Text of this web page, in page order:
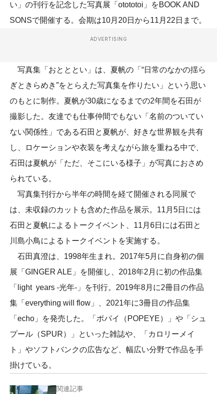
い」の刊行を記念した写真展「otototoi」をBOOK AND
SONSで開催する。会期は10月20日から11月22日まで。
ADVERTISING
写真集「おとととい」は、夏帆の「“日常のなかの揺ら
ぎときらめき”をとらえた写真集を作りたい」という思い
のもとに制作。夏帆が30歳になるまでの2年間を石田が
撮影した。友達でも仕事仲間でもない「名前のついてい
ない関係性」である石田と夏帆が、好きな世界観を共有
し、ロケーションや衣装を考えながら旅を重ねる中で、
石田は夏帆が「ただ、そこにいる様子」が写真におさめ
られている。
写真集刊行から半年の時間を経て開催される同展で
は、未収録のカットも含めた作品を展示。11月5日には
石田と夏帆によるトークイベント、11月6日には石田と
川島小鳥によるトークイベントを実施する。
石田真澄は、1998年生まれ。2017年5月に自身初の個
展「GINGER ALE」を開催し、2018年2月に初の作品集
「light years -光年-」を刊行。2019年8月に2冊目の作品
集「everything will flow」、2021年に3冊目の作品集
「echo」を発売した。「ポパイ（POPEYE）」や「シュ
プール（SPUR）」といった雑誌や、「カロリーメイ
ト」やソフトバンクの広告など、幅広い分野で作品を手
掛けている。
関連記事